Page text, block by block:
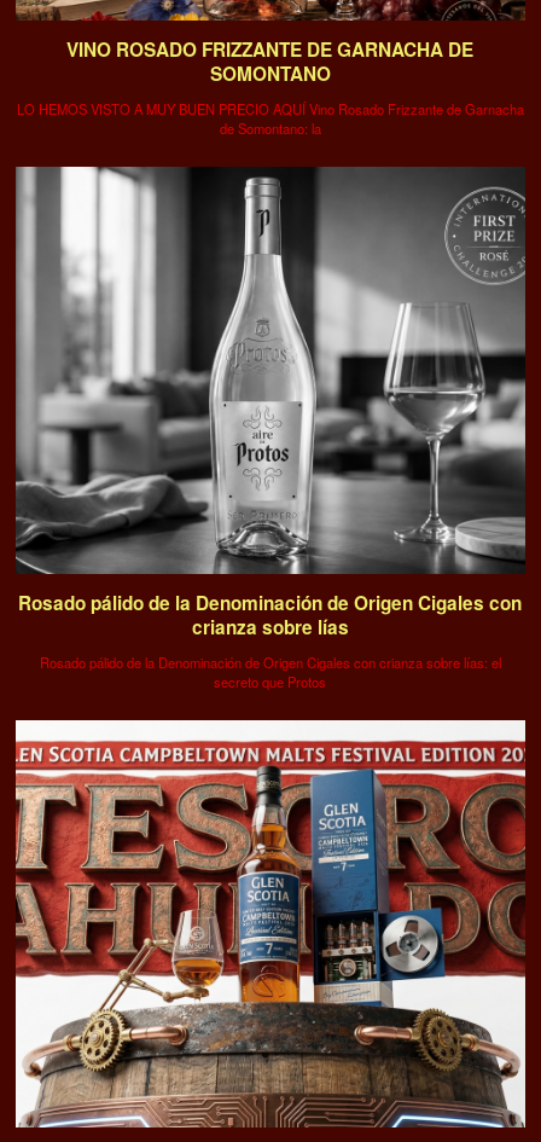
VINO ROSADO FRIZZANTE DE GARNACHA DE
SOMONTANO
LO HEMOS VISTO A MUY BUEN PRECIO AQUÍ Vino Rosado Frizzante de Garnacha
de Somontano: la
Rosado pálido de la Denominación de Origen Cigales con
crianza sobre lías
Rosado pálido de la Denominación de Origen Cigales con crianza sobre lías: el
secreto que Protos